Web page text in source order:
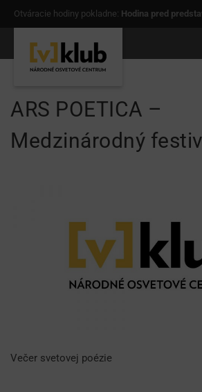
Otváracie hodiny pokladne: Hodina pred
ARS POETICA –
Medzinárodný
Večer svetovej poézie